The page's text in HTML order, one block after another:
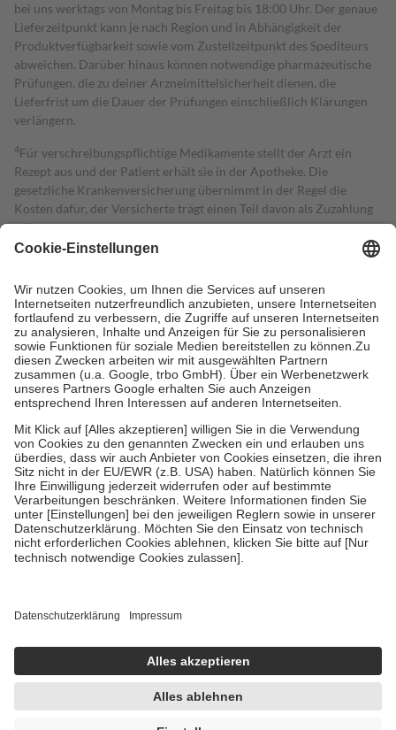
bei uns werktags von Montag bis Freitag bis 18:00 Uhr. Der genaue
Lieferzeitpunkt kann je nach Region und in Abhängigkeit der
Produktverfügbarkeit sowie vom Zustellzeitpunkt des Spediteurs
abweichen. Darüber hinaus können notwendige pharmazeutische
Prüfungen, die zu deiner Arzneimittelsicherheit dienen, die
Lieferfrist um die Dauer der Prüfungen einschließlich Klärungen
verlängern.
4Für verschreibungspflichtige Medikamente stellt der Arzt ein
Rezept aus und der Patient erhält sie in der Apotheke. Die
gesetzliche Krankenversicherung übernimmt in der Regel die
Kosten dafür, der Versicherte trägt einen Teil davon als Zuzahlung
mit.
Grundsätzlich leisten Mitglieder Zuzahlungen in Höhe von zehn
höchstens zehn Euro.
Es sind jedoch nie mehr als die tatsächlichen
Kosten der Leistung zu entrichten.
Diese Regeln gelten grundsätzlich auch für Online-Apotheken.
Bei Heilmitteln und häuslicher Krankenpflege beträgt die
Zuzahlung zehn Prozent der Kosten sowie zehn Euro je
Verordnung.
Um das Engagement der Versicherten für ihre eigene Gesundheit zu
stärken und die besondere Stellung der Familie zu unterstützen,
fallenkeine Zuzahlungenan bei:
• Kindern und Jugendlichen bis zum vollendeten 18. Lebensjahr
mit Ausnahme der Fahrkosten
• Untersuchungen zur Vorsorge und Früherkennung, die von der
GKV getragen werden
• empfohlenen Schutzimpfungen
• Harn- und Blutteststreifen
getroffen, um sicherzustellen, dass es sich um echte Bewertungen
https://help.etrusted.com/hc/de/articles/4419944605341
Einige Bilder und Inhalte wurden unter Zuhilfenahme künstlicher